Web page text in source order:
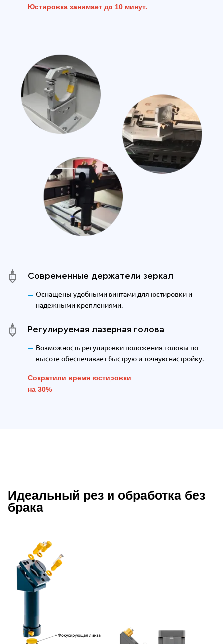
Юстировка занимает до 10 минут.
Современные держатели зеркал
Оснащены удобными винтами для юстировки и
надежными креплениями.
Регулируемая лазерная голова
Возможность регулировки положения головы по
высоте обеспечивает быструю и точную настройку.
Сократили время юстировки
на 30%
Описание преимуществ Wattsan
Идеальный рез и обработка без
брака